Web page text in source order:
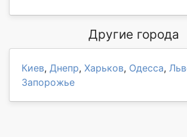
Другие города
Киев, Днепр, Харьков, Одесса,
Запорожье